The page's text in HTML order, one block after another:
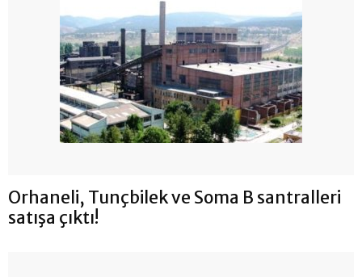
Orhaneli, Tunçbilek ve Soma B santralleri
satışa çıktı!